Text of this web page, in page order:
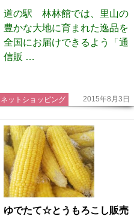
道の駅 林林館では、里山の
豊かな大地に育まれた逸品を
全国にお届けできるよう「通
信販 …
2015年8月3日
ネットショッピング
ゆでたて☆とうもろこし販売